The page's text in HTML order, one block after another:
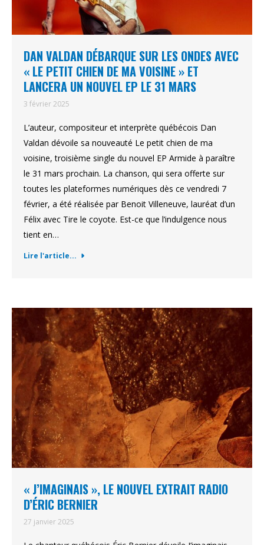
DAN VALDAN DÉBARQUE SUR LES ONDES AVEC
« LE PETIT CHIEN DE MA VOISINE » ET
LANCERA UN NOUVEL EP LE 31 MARS
3 février 2025
L’auteur, compositeur et interprète québécois Dan
Valdan dévoile sa nouveauté Le petit chien de ma
voisine, troisième single du nouvel EP Armide à paraître
le 31 mars prochain. La chanson, qui sera offerte sur
toutes les plateformes numériques dès ce vendredi 7
février, a été réalisée par Benoit Villeneuve, lauréat d’un
Félix avec Tire le coyote. Est-ce que l’indulgence nous
tient en…
Lire l'article...
« J’IMAGINAIS », LE NOUVEL EXTRAIT RADIO
D’ÉRIC BERNIER
27 janvier 2025